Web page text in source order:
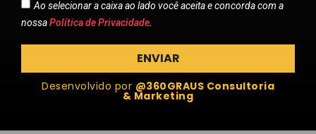
Ao selecionar a caixa ao lado você aceita e concorda com a
nossaPolítica de Privacidade
ENVIAR
Desenvolvido por @360GRAUS Consultoria
& Marketing